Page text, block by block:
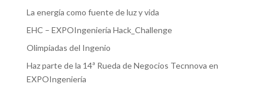
La energía como fuente de luz y vida
EHC – EXPOIngeniería Hack_Challenge
Olimpiadas del Ingenio
Haz parte de la 14ª Rueda de Negocios Tecnnova en
EXPOIngeniería